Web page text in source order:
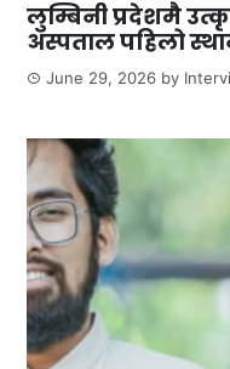
लुम्बिनी प्रदेशमै
अस्पताल पहिलो
June 29, 2026 by